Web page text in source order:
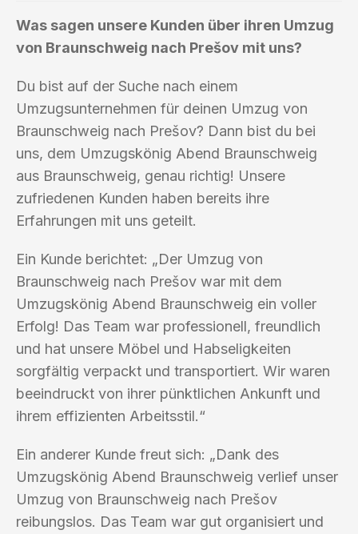
Was sagen unsere Kunden über ihren Umzug
von Braunschweig nach Prešov mit uns?
Du bist auf der Suche nach einem
Umzugsunternehmen für deinen Umzug von
Braunschweig nach Prešov? Dann bist du bei
uns, dem Umzugskönig Abend Braunschweig
aus Braunschweig, genau richtig! Unsere
zufriedenen Kunden haben bereits ihre
Erfahrungen mit uns geteilt.
Ein Kunde berichtet: „Der Umzug von
Braunschweig nach Prešov war mit dem
Umzugskönig Abend Braunschweig ein voller
Erfolg! Das Team war professionell, freundlich
und hat unsere Möbel und Habseligkeiten
sorgfältig verpackt und transportiert. Wir waren
beeindruckt von ihrer pünktlichen Ankunft und
ihrem effizienten Arbeitsstil.“
Ein anderer Kunde freut sich: „Dank des
Umzugskönig Abend Braunschweig verlief unser
Umzug von Braunschweig nach Prešov
reibungslos. Das Team war gut organisiert und